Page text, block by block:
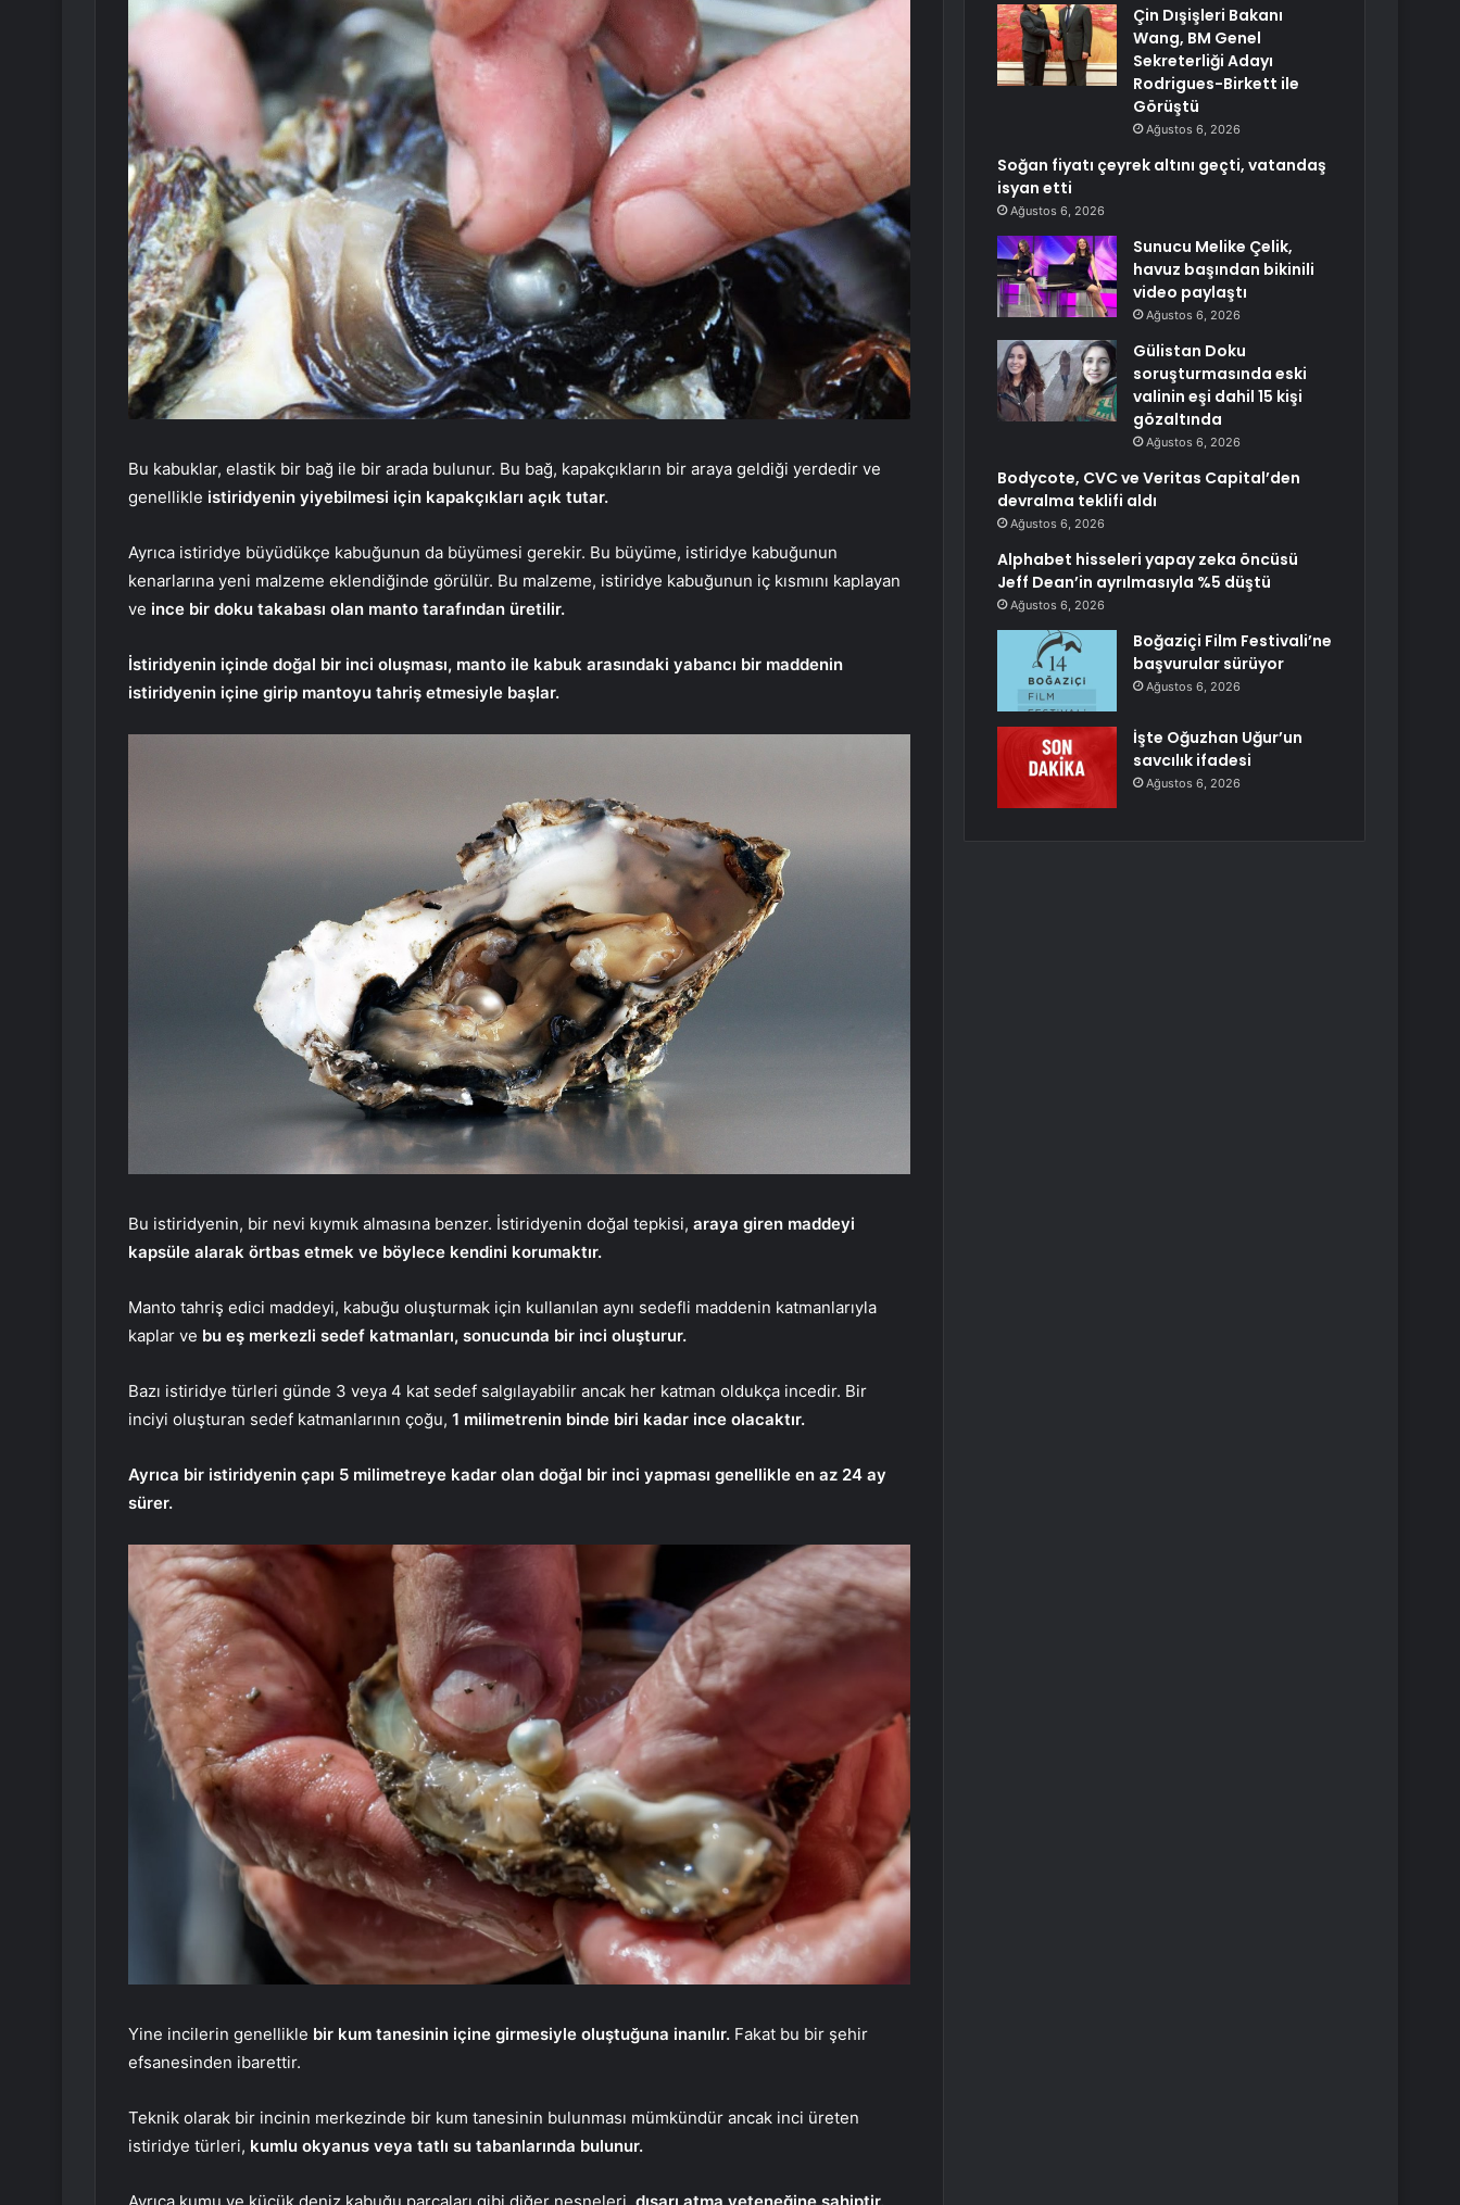
Bu kabuklar, elastik bir bağ ile bir arada bulunur. Bu bağ, kapakçıkların bir araya geldiği yerdedir ve
genellikle istiridyenin yiyebilmesi için kapakçıkları açık tutar.
Ayrıca istiridye büyüdükçe kabuğunun da büyümesi gerekir. Bu büyüme, istiridye kabuğunun
kenarlarına yeni malzeme eklendiğinde görülür. Bu malzeme, istiridye kabuğunun iç kısmını kaplayan
ve ince bir doku takabası olan manto tarafından üretilir.
İstiridyenin içinde doğal bir inci oluşması, manto ile kabuk arasındaki yabancı bir maddenin
istiridyenin içine girip mantoyu tahriş etmesiyle başlar.
Bu istiridyenin, bir nevi kıymık almasına benzer. İstiridyenin doğal tepkisi, araya giren maddeyi
kapsüle alarak örtbas etmek ve böylece kendini korumaktır.
Manto tahriş edici maddeyi, kabuğu oluşturmak için kullanılan aynı sedefli maddenin katmanlarıyla
kaplar ve bu eş merkezli sedef katmanları, sonucunda bir inci oluşturur.
Bazı istiridye türleri günde 3 veya 4 kat sedef salgılayabilir ancak her katman oldukça incedir. Bir
inciyi oluşturan sedef katmanlarının çoğu, 1 milimetrenin binde biri kadar ince olacaktır.
Ayrıca bir istiridyenin çapı 5 milimetreye kadar olan doğal bir inci yapması genellikle en az 24 ay
sürer.
Yine incilerin genellikle bir kum tanesinin içine girmesiyle oluştuğuna inanılır. Fakat bu bir şehir
efsanesinden ibarettir.
Teknik olarak bir incinin merkezinde bir kum tanesinin bulunması mümkündür ancak inci üreten
istiridye türleri, kumlu okyanus veya tatlı su tabanlarında bulunur.
Çin Dışişleri Bakanı
Wang, BM Genel
Sekreterliği Adayı
Rodrigues-Birkett ile
Görüştü
Ağustos 6, 2026
Soğan fiyatı çeyrek altını geçti, vatandaş
isyan etti
Ağustos 6, 2026
Sunucu Melike Çelik,
havuz başından bikinili
video paylaştı
Ağustos 6, 2026
Gülistan Doku
soruşturmasında eski
valinin eşi dahil 15 kişi
gözaltında
Ağustos 6, 2026
Bodycote, CVC ve Veritas Capital’den
devralma teklifi aldı
Ağustos 6, 2026
Alphabet hisseleri yapay zeka öncüsü
Jeff Dean’in ayrılmasıyla %5 düştü
Ağustos 6, 2026
Boğaziçi Film Festivali’ne
başvurular sürüyor
Ağustos 6, 2026
İşte Oğuzhan Uğur’un
savcılık ifadesi
Ağustos 6, 2026